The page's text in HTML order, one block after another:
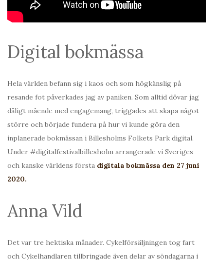
Digital bokmässa
Hela världen befann sig i kaos och som högkänslig på
resande fot påverkades jag av paniken. Som alltid dövar jag
dåligt mående med engagemang, triggades att skapa något
större och började fundera på hur vi kunde göra den
inplanerade bokmässan i Billesholms Folkets Park digital.
Under #digitalfestivalbillesholm arrangerade vi Sveriges
och kanske världens första digitala bokmässa den 27 juni
2020.
Anna Vild
Det var tre hektiska månader. Cykelförsäljningen tog fart
och Cykelhandlaren tillbringade även delar av söndagarna i